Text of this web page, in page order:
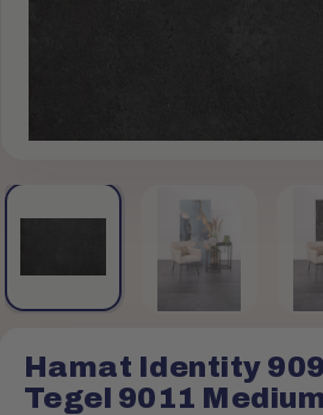
Hamat Identity
Tegel 9011